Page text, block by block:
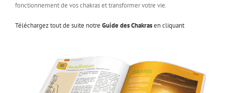
fonctionnement de vos chakras et transformer votre vie.
Téléchargez tout de suite notre Guide des Chakrasen cliquant